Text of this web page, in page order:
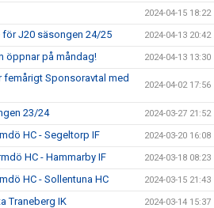
2024-04-15 18:22
J20 säsongen 24/25 2024-04-13 20:42
öppnar på måndag! 2024-04-13 13:30
Sponsoravtal med
2024-04-02 17:56
23/24 2024-03-27 21:52
HC - Segeltorp IF 2024-03-20 16:08
HC - Hammarby IF 2024-03-18 08:23
HC - Sollentuna HC 2024-03-15 21:43
Traneberg IK 2024-03-14 15:37